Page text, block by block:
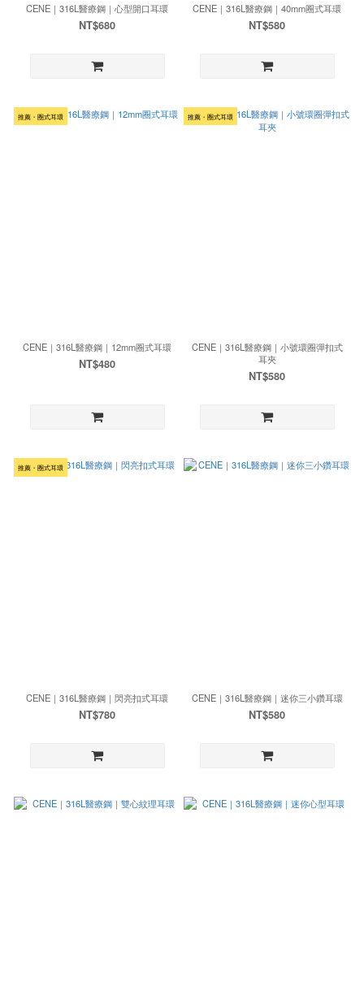
CENE｜316L醫療鋼｜心型開口耳環
NT$680
CENE｜316L醫療鋼｜40mm圈式耳環
NT$580
推薦・圈式耳環
CENE｜316L醫療鋼｜12mm圈式耳環
NT$480
推薦・圈式耳環
CENE｜316L醫療鋼｜小號環圈彈扣式
耳夾
NT$580
推薦・圈式耳環
CENE｜316L醫療鋼｜閃亮扣式耳環
NT$780
CENE｜316L醫療鋼｜迷你三小鑽耳環
NT$580